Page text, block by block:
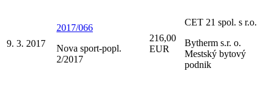
9. 3. 2017
2017/066
Nova sport-popl.
2/2017
216,00
EUR
CET 21 spol. s r.o.
Bytherm s.r. o.
Mestský bytový
podnik